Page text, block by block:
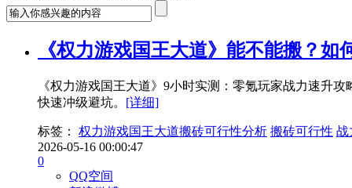
《权力游戏国王大道》能不能搬？
《权力游戏国王大道》9小时实测：零氪玩家战力速升
快速冲级避坑。 [详细]
标签： 权力游戏国王大道搬砖可行性分析 搬砖可行性 战
2026-05-16 00:00:47
0
QQ空间